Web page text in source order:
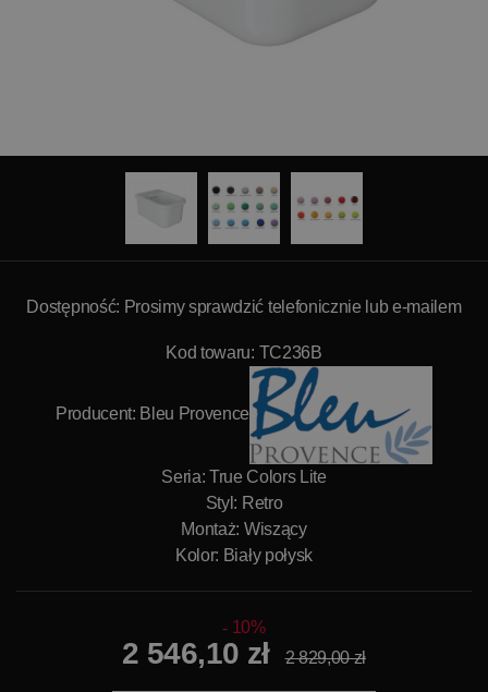
Dostępność: Prosimy sprawdzić telefonicznie lub e-mailem
Kod towaru: TC236B
Producent: Bleu Provence
Seria: True Colors Lite
Styl: Retro
Montaż: Wiszący
Kolor: Biały połysk
10%
2 546,10 zł 2 829,00 zł